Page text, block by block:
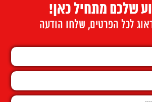
שלכם מתחיל כאן!
לכל הפרטים, שלחו הודעה